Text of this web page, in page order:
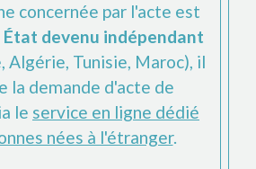
concernée par l'acte est
État devenu indépendant
Algérie, Tunisie, Maroc), il
la demande d'acte de
le service en ligne dédié
nées à l'étranger.